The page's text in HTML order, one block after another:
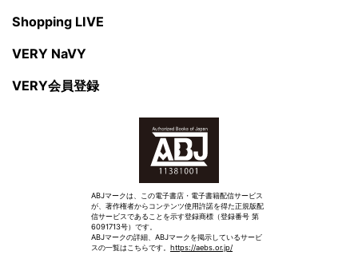
Shopping LIVE
VERY NaVY
VERY会員登録
ABJマークは、この電子書店・電子書籍配信サービス
が、著作権者からコンテンツ使用許諾を得た正規版配
信サービスであることを示す登録商標（登録番号 第
6091713号）です。
ABJマークの詳細、ABJマークを掲示しているサービ
スの一覧はこちらです。 https://aebs.or.jp/